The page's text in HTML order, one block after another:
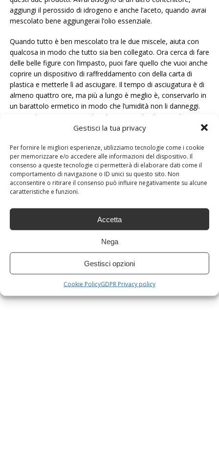
Gestisci la tua privacy
Per fornire le migliori esperienze, utilizziamo tecnologie come i cookie
per memorizzare e/o accedere alle informazioni del dispositivo. Il
consenso a queste tecnologie ci permetterà di elaborare dati come il
comportamento di navigazione o ID unici su questo sito. Non
acconsentire o ritirare il consenso può influire negativamente su alcune
caratteristiche e funzioni.
Accetta
Nega
Gestisci opzioni
Cookie PolicyGDPR Privacy policy
aggiungi il perossido di idrogeno e anche l’aceto, quando avrai
mescolato bene aggiungerai l’olio essenziale.
Quando tutto è ben mescolato tra le due miscele, aiuta con
qualcosa in modo che tutto sia ben collegato. Ora cerca di fare
delle belle figure con l’impasto, puoi fare quello che vuoi anche
coprire un dispositivo di raffreddamento con della carta di
plastica e metterle lì ad asciugare. Il tempo di asciugatura è di
almeno quattro ore, ma più a lungo è meglio è, conservarlo in
un barattolo ermetico in modo che l’umidità non li danneggi.
Questo lo userete ogni volta che sentite che il vostro bagno
perde il profumo fresco, lo aggiungete alla toilette, lo lasciano
Commenta e condividi con i tuoi amici su facebook per vedere
di più.
PRECEDENTE
Dieta dell’anguria : IL Frutto Che Ti Fa Perdere 1
SUCCESSIVO
Dieta: Ecco gli spuntini dietetici deliziosi e senza